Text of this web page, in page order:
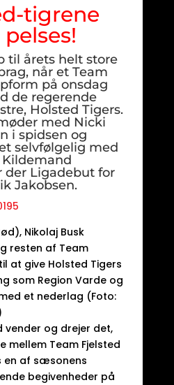
tigrene
til årets helt store
når et Team
på onsdag
de regerende
Holsted Tigers.
med Nicki
i spidsen og
selvfølgelig med
Kildemand
der Ligadebut for
Jakobsen.
Nikolaj Busk
resten af Team
at give Holsted Tigers
som Region Varde og
et nederlag (Foto:
vender og drejer det,
mellem Team Fjelsted
en af sæsonens
begivenheder på